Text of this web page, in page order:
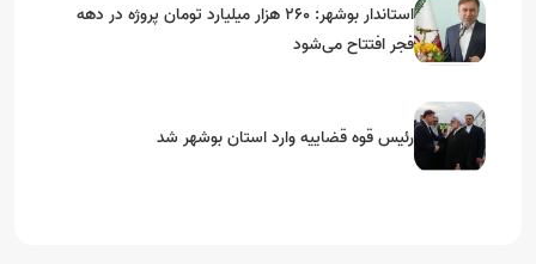
استاندار بوشهر: ۲۶۰ هزار میلیارد تومان پروژه در دهه
فجر افتتاح می‌شود
رئیس قوه قضاییه وارد استان بوشهر شد